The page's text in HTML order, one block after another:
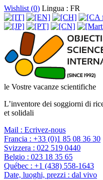
Wishlist (0) Lingua : FR
le Vostre vacanze scientifiche
L’inventore dei soggiorni di
et solidali
Mail : Ecrivez-nous
Francia : +33 (0)1 85 08 36 30
Svizzera : 022 519 0440
Belgio : 023 18 35 65
Québec : +1 (438) 558-1643
Date, luoghi, prezzi : dal vivo